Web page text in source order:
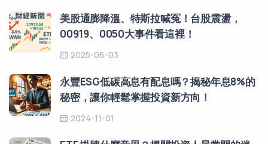
美股通膨降溫、特斯拉喊冤！台股震盪，
00919、0050大事件看這裡！
2025-06-03
永豐ESG低碳高息有配息嗎？揭秘年息8%的
秘密，讓你輕鬆掌握投資新方向！
2024-11-01